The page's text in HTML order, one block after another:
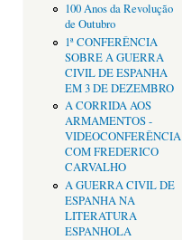
100 Anos da Revolução
de Outubro
1ª CONFERÊNCIA
SOBRE A GUERRA
CIVIL DE ESPANHA
EM 3 DE DEZEMBRO
A CORRIDA AOS
ARMAMENTOS -
VIDEOCONFERÊNCIA
COM FREDERICO
CARVALHO
A GUERRA CIVIL DE
ESPANHA NA
LITERATURA
ESPANHOLA